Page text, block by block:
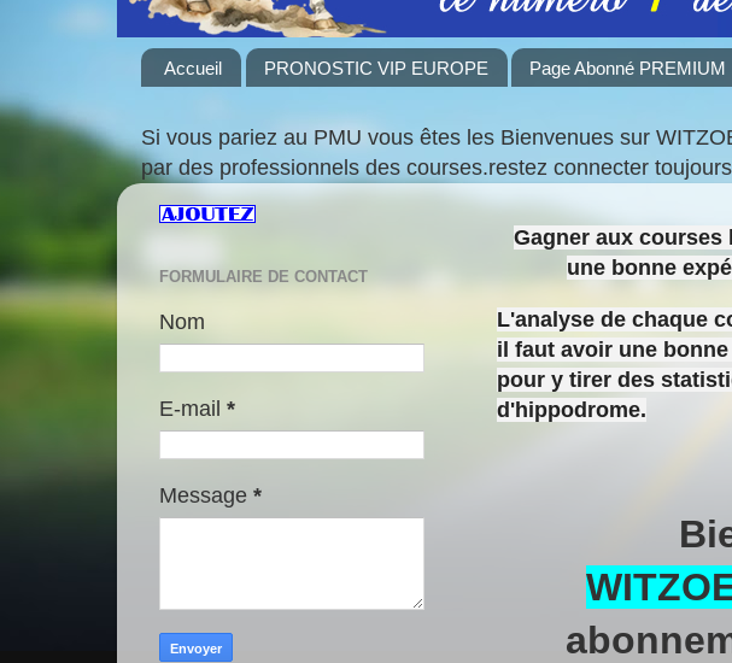
Accueil PRONOSTIC VIP EUROPE Page Abonné PREMIUM
Si vous pariez au PMU vous êtes les Bienvenues sur
par des professionnels des courses.restez connecter
Gagner aux
une bonne
L'analyse de chaque
il faut avoir une
pour y tirer des
d'hippodrome.
FORMULAIRE DE CONTACT
Nom
E-mail *
Message *